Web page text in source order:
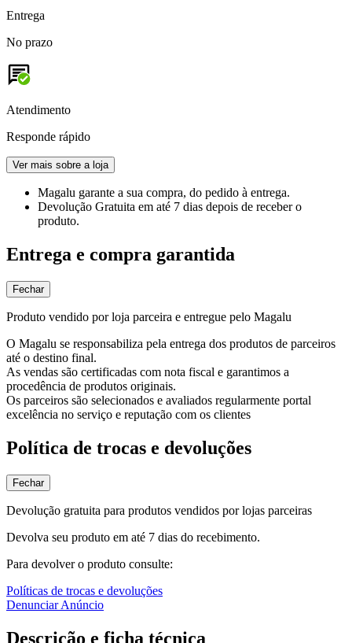
Entrega
No prazo
Atendimento
Responde rápido
Ver mais sobre a loja
Magalu garante a sua compra, do pedido à entrega.
Devolução Gratuita em até 7 dias depois de receber o
produto.
Entrega e compra garantida
Fechar
Produto vendido por loja parceira e entregue pelo Magalu
O Magalu se responsabiliza pela entrega dos produtos de parceiros
até o destino final.
As vendas são certificadas com nota fiscal e garantimos a
procedência de produtos originais.
Os parceiros são selecionados e avaliados regularmente portal
excelência no serviço e reputação com os clientes
Política de trocas e devoluções
Fechar
Devolução gratuita para produtos vendidos por lojas parceiras
Devolva seu produto em até 7 dias do recebimento.
Para devolver o produto consulte:
Políticas de trocas e devoluções
Denunciar Anúncio
Descrição e ficha técnica